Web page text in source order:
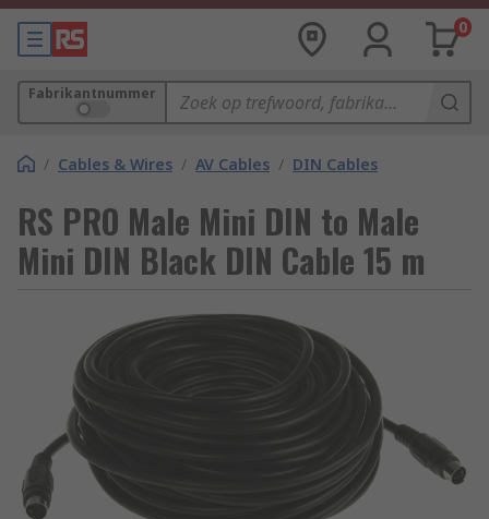
0
Fabrikantnummer
/ Cables & Wires / AV Cables / DIN Cables
RS PRO Male Mini DIN to Male
Mini DIN Black DIN Cable 15 m